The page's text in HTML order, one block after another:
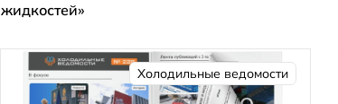
жидкостей»
Холодильные ведомости